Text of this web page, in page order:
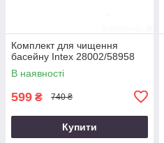
Комплект для чищення
басейну Intex 28002/58958
В наявності
599 ₴ 740 ₴
Купити